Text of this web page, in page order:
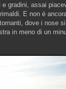
gradini, assai
E non è
dove i nose
in meno di un